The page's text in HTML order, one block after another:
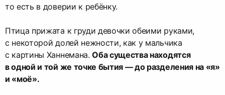
то есть в доверии к ребёнку.
Птица прижата к груди девочки обеими руками,
с некоторой долей нежности, как у мальчика
с картины Ханнемана.Оба существа находятся
в одной и той же точке бытия — до разделения на «я»
и «моё».